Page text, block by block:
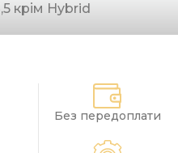
крім Hybrid
Без передоплати